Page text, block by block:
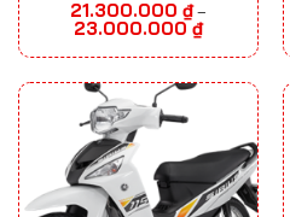
21.300.000 ₫ –
23.000.000₫Khoảng
giá:
23.000.000 ₫